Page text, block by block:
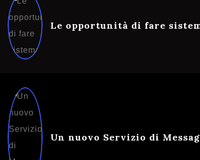
Le opportunità di fare
Un nuovo Servizio di